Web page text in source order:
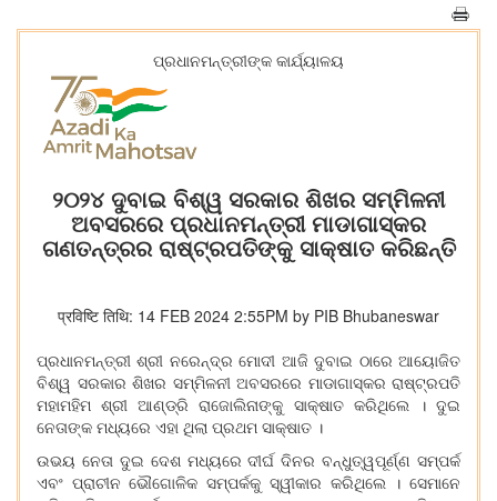
ପ୍ରଧାନମନ୍ତ୍ରୀଙ୍କ କାର୍ଯ୍ୟାଳୟ
୨୦୨୪ ଦୁବାଇ ବିଶ୍ୱ ସରକାର ଶିଖର ସମ୍ମିଳନୀ
ଅବସରରେ ପ୍ରଧାନମନ୍ତ୍ରୀ ମାଡାଗାସ୍କର
ଗଣତନ୍ତ୍ରର ରାଷ୍ଟ୍ରପତିଙ୍କୁ ସାକ୍ଷାତ କରିଛନ୍ତି
प्रविष्टि तिथि: 14 FEB 2024 2:55PM by PIB Bhubaneswar
ପ୍ରଧାନମନ୍ତ୍ରୀ ଶ୍ରୀ ନରେନ୍ଦ୍ର ମୋଦୀ ଆଜି ଦୁବାଇ ଠାରେ ଆୟୋଜିତ
ବିଶ୍ୱ ସରକାର ଶିଖର ସମ୍ମିଳନୀ ଅବସରରେ ମାଡାଗାସ୍କର ରାଷ୍ଟ୍ରପତି
ମହାମହିମ ଶ୍ରୀ ଆଣ୍ଡ୍ରି ରାଜୋଲିନାଙ୍କୁ ସାକ୍ଷାତ କରିଥିଲେ । ଦୁଇ
ନେତାଙ୍କ ମଧ୍ୟରେ ଏହା ଥିଲା ପ୍ରଥମ ସାକ୍ଷାତ ।
ଉଭୟ ନେତା ଦୁଇ ଦେଶ ମଧ୍ୟରେ ଦୀର୍ଘ ଦିନର ବନ୍ଧୁତ୍ୱପୂର୍ଣ୍ଣ ସମ୍ପର୍କ
ଏବଂ ପ୍ରାଚୀନ ଭୌଗୋଳିକ ସମ୍ପର୍କକୁ ସ୍ୱୀକାର କରିଥିଲେ । ସେମାନେ